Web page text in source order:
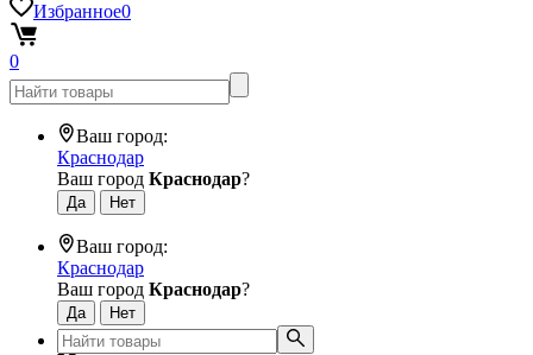
Избранное0
0
Ваш город:
Краснодар
Ваш город Краснодар?
Ваш город:
Краснодар
Ваш город Краснодар?